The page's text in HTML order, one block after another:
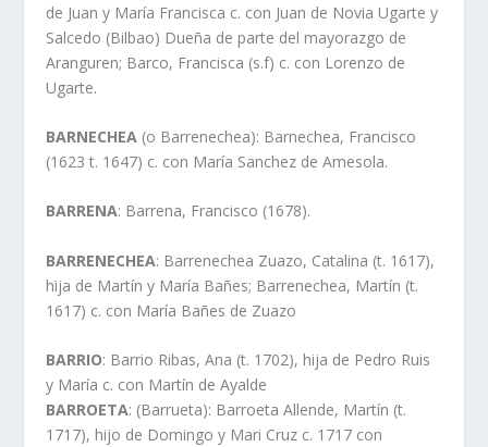
de Juan y Marí­a Francisca c. con Juan de Novia Ugarte y
Salcedo (Bilbao) Dueña de parte del mayorazgo de
Aranguren; Barco, Francisca (s.f) c. con Lorenzo de
Ugarte.
BARNECHEA (o Barrenechea): Barnechea, Francisco
(1623 t. 1647) c. con Marí­a Sanchez de Amesola.
BARRENA: Barrena, Francisco (1678).
BARRENECHEA: Barrenechea Zuazo, Catalina (t. 1617),
hija de Martí­n y Marí­a Bañes; Barrenechea, Martí­n (t.
1617) c. con Marí­a Bañes de Zuazo
BARRIO: Barrio Ribas, Ana (t. 1702), hija de Pedro Ruis
y Marí­a c. con Martí­n de Ayalde
BARROETA: (Barrueta): Barroeta Allende, Martí­n (t.
1717), hijo de Domingo y Mari Cruz c. 1717 con